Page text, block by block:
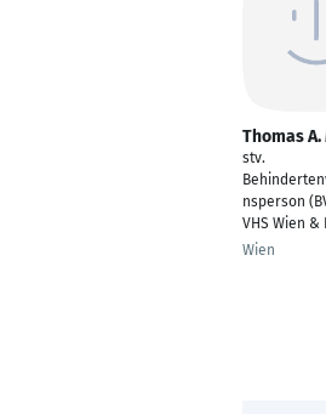
Thomas A.
stv.
nsperson
VHS Wien
Wien